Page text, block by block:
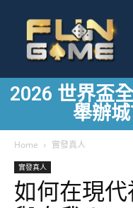
2026 世界盃
舉辦
Home 實發真人
實發真人
如何在現